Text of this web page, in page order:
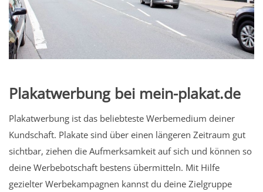
Plakatwerbung bei mein-plakat.de
Plakatwerbung ist das beliebteste Werbemedium deiner
Kundschaft. Plakate sind über einen längeren Zeitraum gut
sichtbar, ziehen die Aufmerksamkeit auf sich und können so
deine Werbebotschaft bestens übermitteln. Mit Hilfe
gezielter Werbekampagnen kannst du deine Zielgruppe